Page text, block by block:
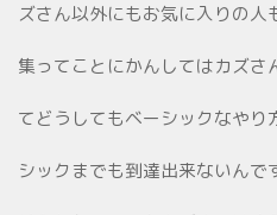
ズさん以外にもお気に入りの
集ってことにかんしてはカズさ
てどうしてもベーシックなやり
シックまでも到達出来ないん